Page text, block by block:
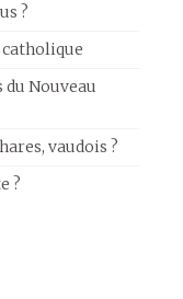
?
catholique
du Nouveau
vaudois ?
?